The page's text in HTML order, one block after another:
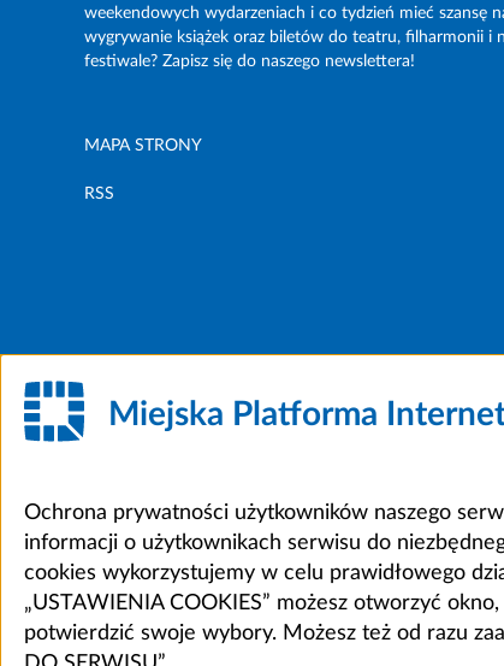
weekendowych wydarzeniach i co tydzień mieć szansę
wygrywanie książek oraz biletów do teatru, filharmonii i
festiwale? Zapisz się do naszego newslettera!
MAPA STRONY
RSS
Miejska Platforma
Ochrona prywatności użytkowników naszego
informacji o użytkownikach serwisu do
cookies wykorzystujemy w celu prawidłowego
„USTAWIENIA COOKIES” możesz otworzyć
potwierdzić swoje wybory. Możesz też od razu